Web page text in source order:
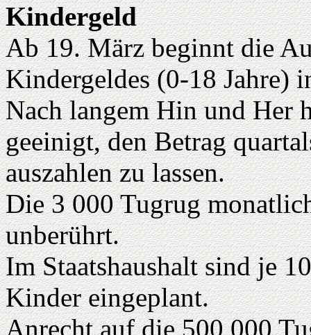
Kindergeld
Ab 19. März beginnt die
Kindergeldes (0-18 Jahre)
Nach langem Hin und Her
geeinigt, den Betrag
auszahlen zu lassen.
Die 3 000 Tugrug
unberührt.
Im Staatshaushalt sind je
Kinder eingeplant.
Anrecht auf die 500 000